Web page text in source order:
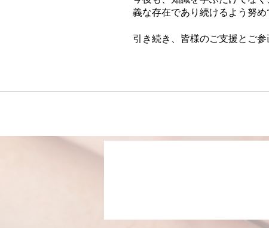
義な存在であり続けるよう努め
引き続き、皆様のご支援とご